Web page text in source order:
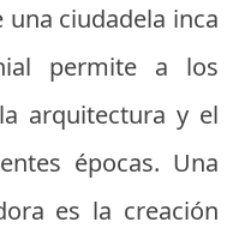
ciudadela inca
permite a los
arquitectura y el
épocas. Una
es la creación